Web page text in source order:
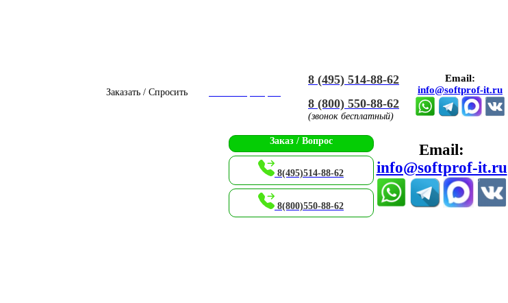
Заказать / Спросить
8 (495) 514-88-62
8 (800) 550-88-62
(звонок бесплатный)
Email:
info@softprof-it.ru
Заказ / Вопрос
8(495)514-88-62
8(800)550-88-62
Email:
info@softprof-it.ru